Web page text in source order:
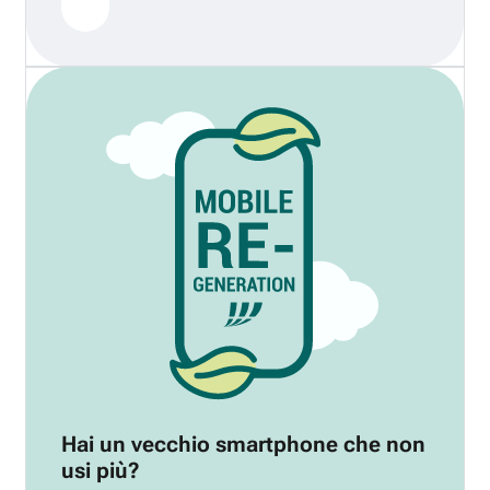
Hai un vecchio smartphone che non
usi più?